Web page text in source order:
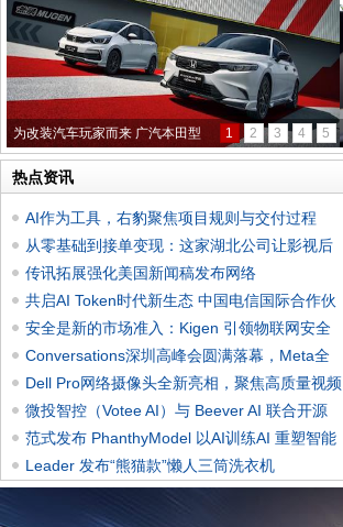
1 2 3 4 5
为改装汽车玩家而来 广汽本田型
热点资讯
AI作为工具，右豹聚焦项目规则与交付过程
从零基础到接单变现：这家湖北公司让影视后
期不传讯拓展强化美国新闻稿发布网络
共启AI Token时代新生态 中国电信国际合作伙
伴安全是新的市场准入：Kigen 引领物联网安全
时代Conversations深圳高峰会圆满落幕，Meta全
面推Dell Pro网络摄像头全新亮相，聚焦高质量视频
与微投智控（Votee AI）与 Beever AI 联合开源
Be范式发布 PhanthyModel 以AI训练AI 重塑智能
建Leader 发布“熊猫款”懒人三筒洗衣机